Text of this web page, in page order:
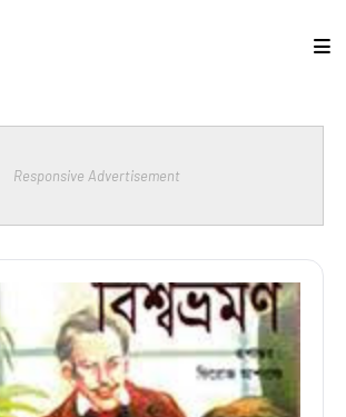
Responsive Advertisement